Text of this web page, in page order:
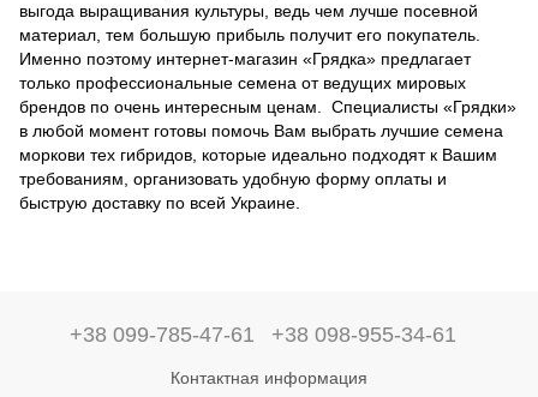
выгода выращивания культуры, ведь чем лучше посевной
материал, тем большую прибыль получит его покупатель.
Именно поэтому интернет-магазин «Грядка» предлагает
только профессиональные семена от ведущих мировых
брендов по очень интересным ценам. Специалисты «Грядки»
в любой момент готовы помочь Вам выбрать лучшие семена
моркови тех гибридов, которые идеально подходят к Вашим
требованиям, организовать удобную форму оплаты и
быструю доставку по всей Украине.
+38 099-785-47-61 +38 098-955-34-61
Контактная информация